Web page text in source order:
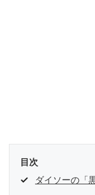
目次
ダイソーの「